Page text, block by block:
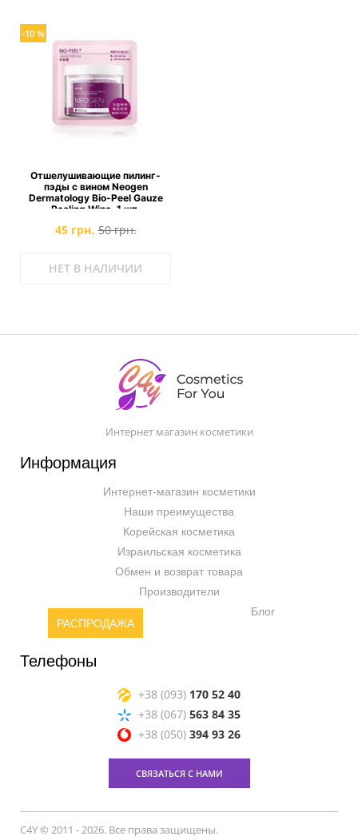
-10 %
Отшелушивающие пилинг-
пэды с вином Neogen
Dermatology Bio-Peel Gauze
Peeling Wine, 1 шт.
45 грн. 50 грн.
НЕТ В НАЛИЧИИ
Интернет магазин косметики
Информация
Интернет-магазин косметики
Наши преимущества
Корейская косметика
Израильская косметика
Обмен и возврат товара
Производители
РАСПРОДАЖА
Блог
Телефоны
+38 (093) 170 52 40
+38 (067) 563 84 35
+38 (050) 394 93 26
СВЯЗАТЬСЯ С НАМИ
C4Y © 2011 - 2026. Все права защищены.